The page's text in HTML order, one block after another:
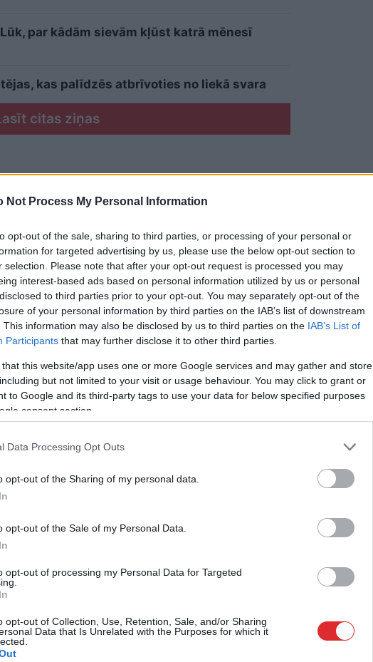
Not Process My Personal Information
opt-out of the sale, sharing to third parties, or processing of your personal or
for targeted advertising by us, please use the below opt-out section to
selection. Please note that after your opt-out request is processed you may
interest-based ads based on personal information utilized by us or personal
to third parties prior to your opt-out. You may separately opt-out of the
of your personal information by third parties on the IAB’s list of downstream
This information may also be disclosed by us to third parties on the IAB’s List of
Participants that may further disclose it to other third parties.
that this website/app uses one or more Google services and may gather and store
but not limited to your visit or usage behaviour. You may click to grant or
to Google and its third-party tags to use your data for below specified purposes
consent section.
Data Processing Opt Outs
opt-out of the Sharing of my personal data.
opt-out of the Sale of my Personal Data.
opt-out of processing my Personal Data for Targeted
opt-out of Collection, Use, Retention, Sale, and/or Sharing
Data that Is Unrelated with the Purposes for which it
par kādām sievām kļūst katrā mēnesī
kas palīdzēs atbrīvoties no liekā svara
citas ziņas
eļļas
silda ūdens peldē, līdz emulgators ir
+80 °C. Tad pievieno šī sviestu un
ūdeni. Nepārtraukti maisot ar mikseri vismaz
maisījumam. Kad izveidojusies
+40 °C temperatūrai, pievieno konservantu un
50 ml plastmasas pudelītē ar pulverizatoru.
1 mēnesim, ledusskapī – līdz 3 mēnešiem.